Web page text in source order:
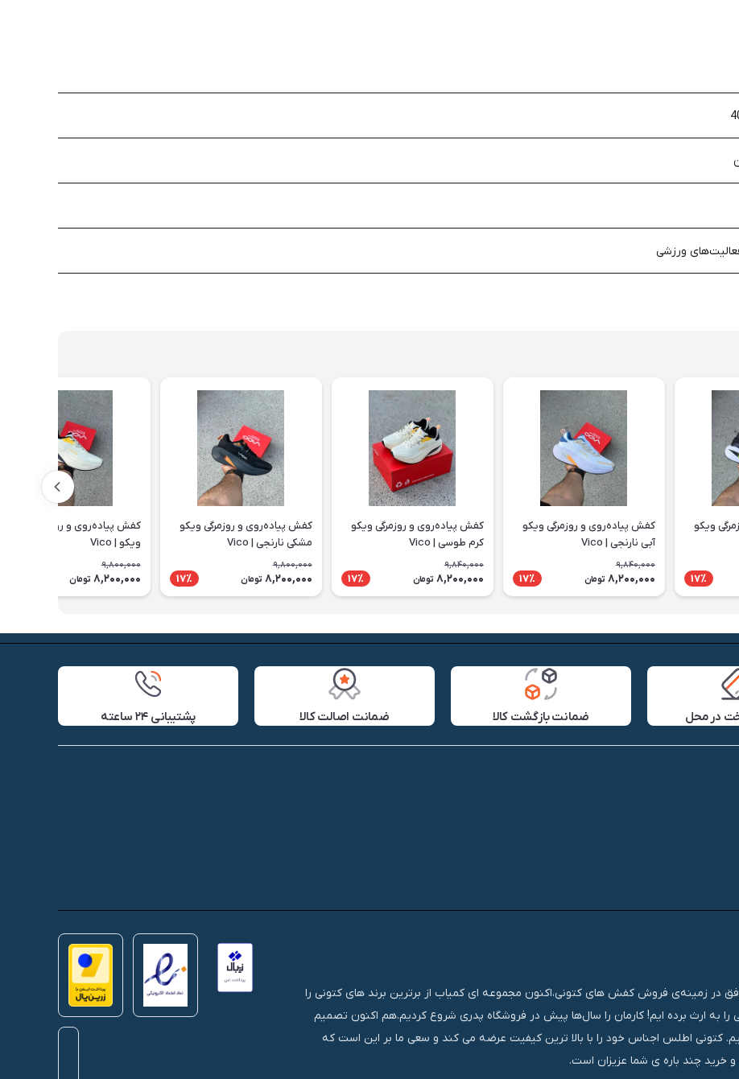
ورزشی
ویکو
17٪
کفش پیاده‌روی و روزمرگی ویکو
آبی نارنجی | Vico
9,840,000
8,200,000 تومان 17٪
کفش پیاده‌روی و روزمرگی ویکو
کرم طوسی | Vico
9,840,000
8,200,000 تومان 17٪
کفش پیاده‌روی و روزمرگی ویکو
مشکی نارنجی | Vico
9,800,000
8,200,000 تومان 17٪
کفش پیاده‌روی و روزمرگی کرم
ویکو | Vico
9,800,000
8,200,000 تومان
در محل ضمانت بازگشت کالا ضمانت اصالت کالا پشتیبانی ۲۴ ساعته
سال تجربه‌ای مستمر و موفق در زمینه‌ی فروش کفش های کتونی،اکنون مجموعه ای کمیاب از برترین برند های کتونی را
به ارث برده ایم! کارمان را سال‌ها پیش در فروشگاه پدری شروع کردیم.هم اکنون تصمیم
کتونی اطلس اجناس خود را با بالا ترین کیفیت عرضه می کند و سعی ما بر این است که
خرید چند باره ی شما عزیزان است.